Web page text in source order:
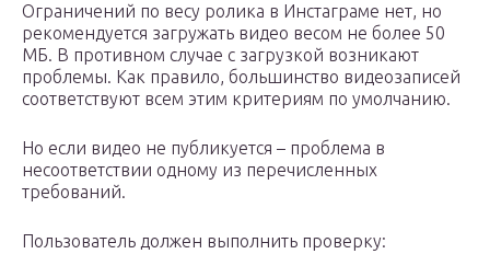
Ограничений по весу ролика в Инстаграме нет, но
рекомендуется загружать видео весом не более 50
МБ. В противном случае с загрузкой возникают
проблемы. Как правило, большинство видеозаписей
соответствуют всем этим критериям по умолчанию.
Но если видео не публикуется – проблема в
несоответствии одному из перечисленных
требований.
Пользователь должен выполнить проверку: